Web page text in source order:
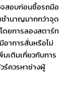
สอบก่อนซื้อรถมือ
ชำนาญมากกว่าจุด
ดยการลองสตาร์ท
อาการสั่นหรือไม่
เติมเกี่ยวกับการ
ร์ควรหาช่างผู้